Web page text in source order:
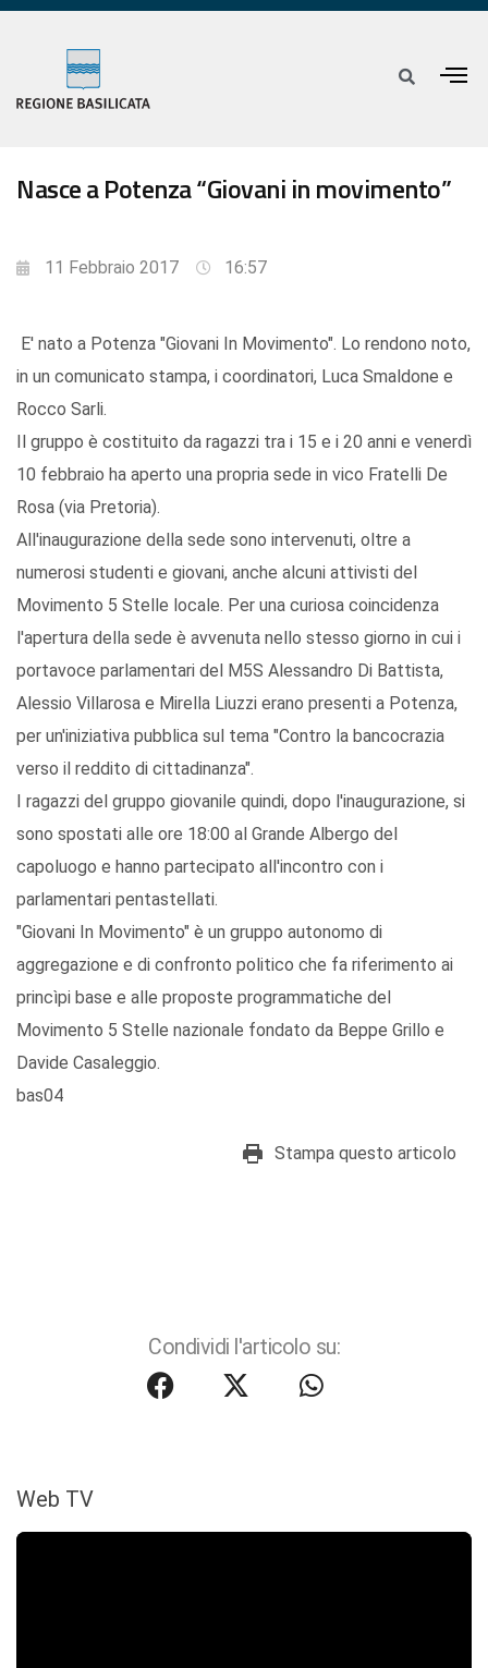
Nasce a Potenza “Giovani in movimento”
11 Febbraio 2017 16:57
E' nato a Potenza "Giovani In Movimento". Lo rendono noto,
in un comunicato stampa, i coordinatori, Luca Smaldone e
Rocco Sarli.
Il gruppo è costituito da ragazzi tra i 15 e i 20 anni e venerdì
10 febbraio ha aperto una propria sede in vico Fratelli De
Rosa (via Pretoria).
All'inaugurazione della sede sono intervenuti, oltre a
numerosi studenti e giovani, anche alcuni attivisti del
Movimento 5 Stelle locale. Per una curiosa coincidenza
l'apertura della sede è avvenuta nello stesso giorno in cui i
portavoce parlamentari del M5S Alessandro Di Battista,
Alessio Villarosa e Mirella Liuzzi erano presenti a Potenza,
per un'iniziativa pubblica sul tema "Contro la bancocrazia
verso il reddito di cittadinanza".
I ragazzi del gruppo giovanile quindi, dopo l'inaugurazione, si
sono spostati alle ore 18:00 al Grande Albergo del
capoluogo e hanno partecipato all'incontro con i
parlamentari pentastellati.
"Giovani In Movimento" è un gruppo autonomo di
aggregazione e di confronto politico che fa riferimento ai
princìpi base e alle proposte programmatiche del
Movimento 5 Stelle nazionale fondato da Beppe Grillo e
Davide Casaleggio.
bas04
Stampa questo articolo
Condividi l'articolo su:
Web TV